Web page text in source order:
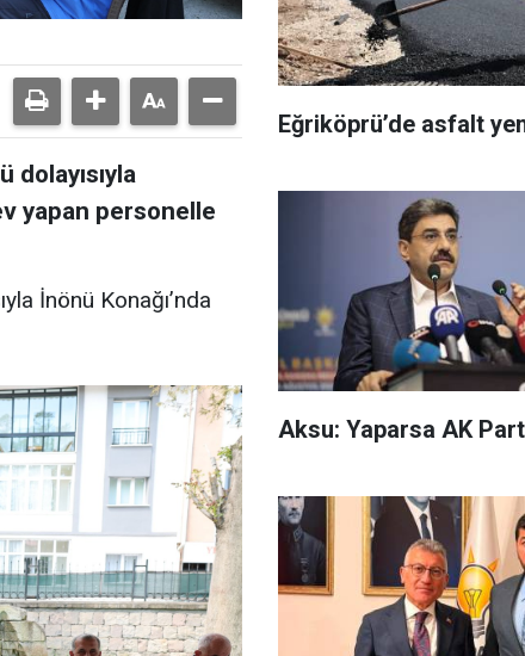
dolayısıyla
yapan personelle
İnönü Konağı’nda
Eğriköprü’de asfalt
Aksu: Yaparsa AK